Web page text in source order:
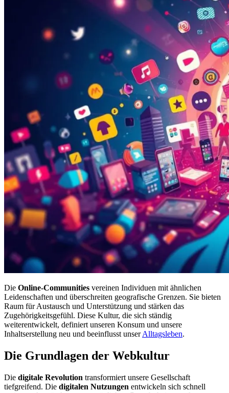
Die Online-Communities vereinen Individuen mit ähnlichen
Leidenschaften und überschreiten geografische Grenzen. Sie bieten
Raum für Austausch und Unterstützung und stärken das
Zugehörigkeitsgefühl. Diese Kultur, die sich ständig
weiterentwickelt, definiert unseren Konsum und unsere
Inhaltserstellung neu und beeinflusst unserAlltagsleben.
Die Grundlagen der Webkultur
Die digitale Revolution transformiert unsere Gesellschaft
tiefgreifend. Die digitalen Nutzungen entwickeln sich schnell